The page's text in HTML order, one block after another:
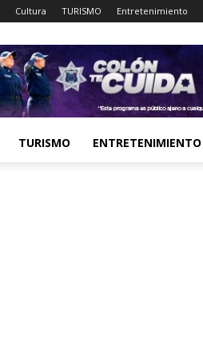
Cultura TURISMO Entretenimiento
TURISMO ENTRETENIMIENTO